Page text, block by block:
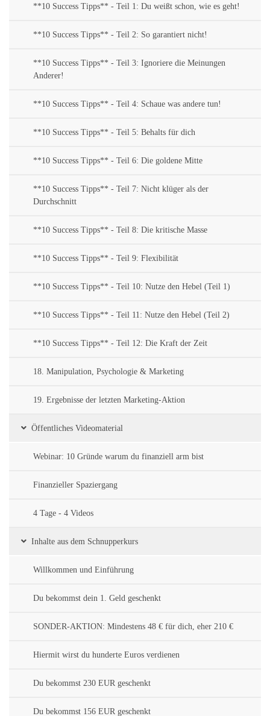
**10 Success Tipps** - Teil 1: Du weißt schon, wie es geht!
**10 Success Tipps** - Teil 2: So garantiert nicht!
**10 Success Tipps** - Teil 3: Ignoriere die Meinungen
Anderer!
**10 Success Tipps** - Teil 4: Schaue was andere tun!
**10 Success Tipps** - Teil 5: Behalts für dich
**10 Success Tipps** - Teil 6: Die goldene Mitte
**10 Success Tipps** - Teil 7: Nicht klüger als der
Durchschnitt
**10 Success Tipps** - Teil 8: Die kritische Masse
**10 Success Tipps** - Teil 9: Flexibilität
**10 Success Tipps** - Teil 10: Nutze den Hebel (Teil 1)
**10 Success Tipps** - Teil 11: Nutze den Hebel (Teil 2)
**10 Success Tipps** - Teil 12: Die Kraft der Zeit
18. Manipulation, Psychologie & Marketing
19. Ergebnisse der letzten Marketing-Aktion
Öffentliches Videomaterial
Webinar: 10 Gründe warum du finanziell arm bist
Finanzieller Spaziergang
4 Tage - 4 Videos
Inhalte aus dem Schnupperkurs
Willkommen und Einführung
Du bekommst dein 1. Geld geschenkt
SONDER-AKTION: Mindestens 48 € für dich, eher 210 €
Hiermit wirst du hunderte Euros verdienen
Du bekommst 230 EUR geschenkt
Du bekommst 156 EUR geschenkt